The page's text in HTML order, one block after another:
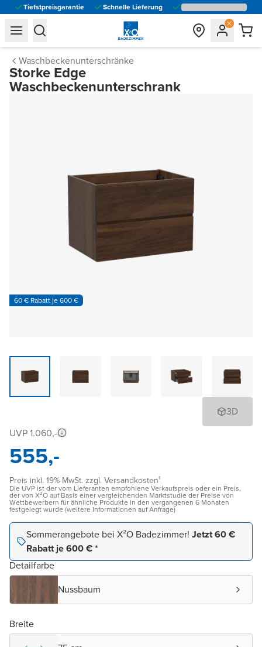
Tiefstpreisgarantie Schnelle Lieferung
general.navigation.toggle_menu.label
general.navigation.toggle_menu.label
Waschbeckenunterschränke
Storke Edge
Waschbeckenunterschrank
60 € Rabatt je 600 €
3D
UVP 1.060,-
555,-
Preis inkl. 19% MwSt. zzgl. Versandkosten¹
Die UVP ist der vom Lieferanten empfohlene Verkaufspreis oder ein Preis,
der von X²O auf Basis einer vergleichenden Marktstudie der Preise von
Wettbewerbern für ähnliche Produkte in den vergangenen 6 Monaten
festgelegt wurde (weitere Informationen auf Anfrage)
Sommerangebote bei X²O Badezimmer! Jetzt 60 €
Rabatt je 600 € *
Detailfarbe
Nussbaum
Breite